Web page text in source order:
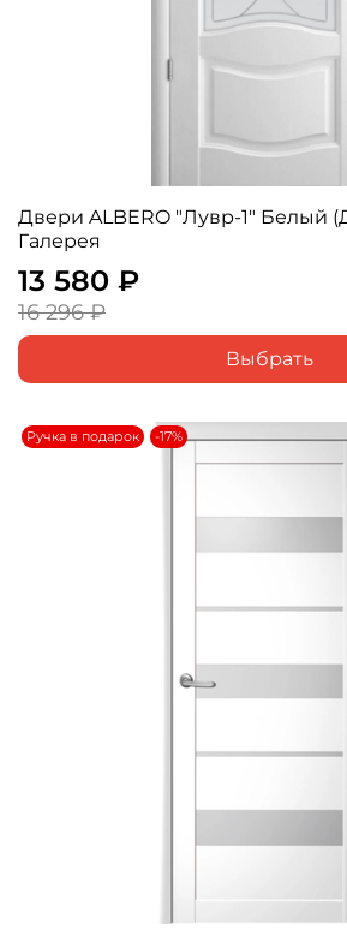
Двери ALBERO "Лувр-1" Белый (ДО) Мателюкс
Галерея
13 580 ₽
16 296 ₽
Выбрать
Ручка в подарок -17%